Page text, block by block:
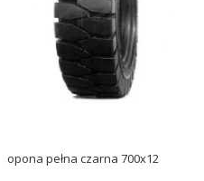
opona pełna czarna 700x12